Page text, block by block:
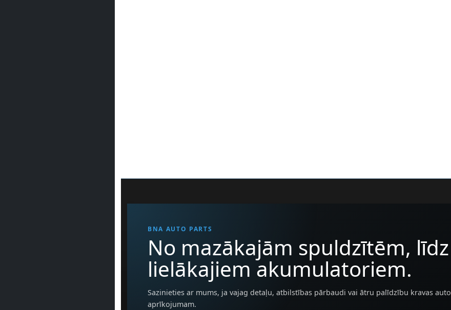
BNA AUTO PARTS
No mazākajām spuldzītēm, līdz
lielākajiem akumulatoriem.
Sazinieties ar mums, ja vajag detaļu, atbilstības pārbaudi vai ātru palīdzību kravas auto
aprīkojumam.